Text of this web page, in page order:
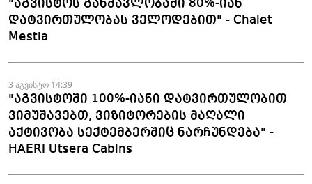
"აგვისტოს განმავლობაში 80%-იან
დატვირთულობას ველოდებით" - Chalet
Mestia
3 აგვისტო 14:39
"აგვისტოში 100%-იანი დატვირთულობით
ვიმუშავებთ, ვიზიტორების მაღალი
აქტივობა სექტემბერშიც ნარჩუნდება" -
HAERI Utsera Cabins